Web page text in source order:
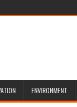
ENVIRONMENT